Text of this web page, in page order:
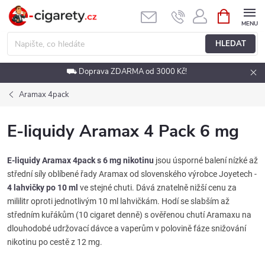
Přejít
obsah
HLEDAT
NÁKUPNÍ
KOŠÍK
⛟ Doprava ZDARMA od 3000 Kč!
Aramax 4pack
E-liquidy Aramax 4 Pack 6 mg
E-liquidy Aramax 4pack s 6 mg nikotinu jsou úsporné balení nízké až
střední síly oblíbené řady Aramax od slovenského výrobce Joyetech -
4 lahvičky po 10 ml ve stejné chuti. Dává znatelně nižší cenu za
mililitr oproti jednotlivým 10 ml lahvičkám. Hodí se slabším až
středním kuřákům (10 cigaret denně) s ověřenou chutí Aramaxu na
dlouhodobé udržovací dávce a vaperům v polovině fáze snižování
nikotinu po cestě z 12 mg.